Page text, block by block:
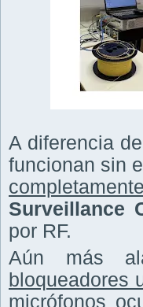
A diferencia
funcionan sin
Surveillance
por RF.
Aún más
bloqueadores
micrófonos